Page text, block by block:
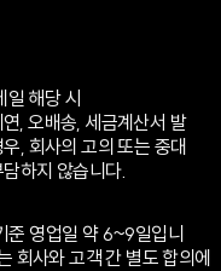
해당 시
, 오배송, 세금계산서 발
, 회사의 고의 또는 중대
하지 않습니다.
영업일 약 6~9일입니
회사와 고객 간 별도 합의에